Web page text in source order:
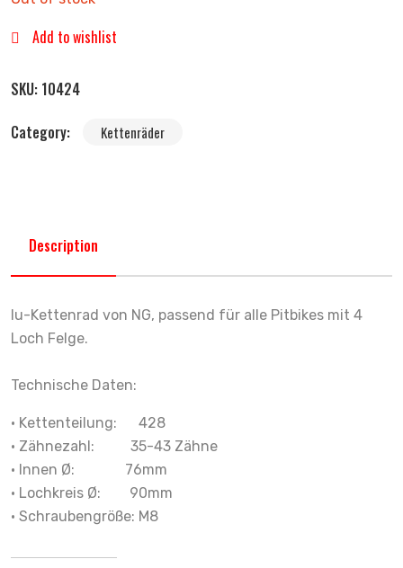
Add to wishlist
SKU: 10424
Category:
Kettenräder
Description
lu-Kettenrad von NG, passend für alle Pitbikes mit 4
Loch Felge.
Technische Daten:
• Kettenteilung: 428
• Zähnezahl: 35-43 Zähne
• Innen Ø: 76mm
• Lochkreis Ø: 90mm
• Schraubengröße: M8